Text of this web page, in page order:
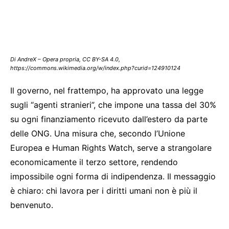
Di AndreX – Opera propria, CC BY-SA 4.0,
https://commons.wikimedia.org/w/index.php?curid=124910124
Il governo, nel frattempo, ha approvato una legge
sugli “agenti stranieri”, che impone una tassa del 30%
su ogni finanziamento ricevuto dall’estero da parte
delle ONG. Una misura che, secondo l’Unione
Europea e Human Rights Watch, serve a strangolare
economicamente il terzo settore, rendendo
impossibile ogni forma di indipendenza. Il messaggio
è chiaro: chi lavora per i diritti umani non è più il
benvenuto.